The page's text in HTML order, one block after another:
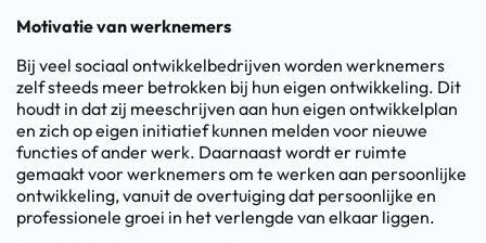
Motivatie van werknemers
Bij veel sociaal ontwikkelbedrijven worden werknemers
zelf steeds meer betrokken bij hun eigen ontwikkeling. Dit
houdt in dat zij meeschrijven aan hun eigen ontwikkelplan
en zich op eigen initiatief kunnen melden voor nieuwe
functies of ander werk. Daarnaast wordt er ruimte
gemaakt voor werknemers om te werken aan persoonlijke
ontwikkeling, vanuit de overtuiging dat persoonlijke en
professionele groei in het verlengde van elkaar liggen.